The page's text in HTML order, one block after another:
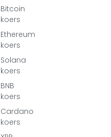
Bitcoin
koers
Ethereum
koers
Solana
koers
BNB
koers
Cardano
koers